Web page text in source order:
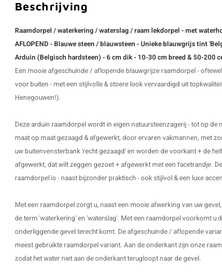
Beschrijving
Raamdorpel / waterkering / waterslag / raam lekdorpel - met
AFLOPEND - Blauwe steen / blauwsteen - Unieke blauwgrijs tint
Arduin (Belgisch hardsteen) - 6 cm dik - 10-30 cm breed & 50-200
Een mooie afgeschuinde / aflopende blauwgrijze raamdorpel -
voor buiten - met een stijlvolle & stoere look vervaardigd uit
Henegouwen!).
Dezearduin raamdorpelwordt in eigen natuursteenzagerij - tot op de
maat op maat gezaagd & afgewerkt, door ervaren vakmannen, met
uw buitenvensterbank 'recht gezaagd' en worden de voorkant + de
afgewerkt, dat wilt zeggen gezoet + afgewerkt met een facetrandje.
raamdorpel is - naast bijzonder praktisch - ook stijlvol & een luxe
Met een raamdorpel zorgt u, naast een mooie afwerking van uw
de term 'waterkering' en 'waterslag'. Met een raamdorpel voorkomt u
onderliggende gevel terecht komt. De afgeschuinde / aflopende
meest gebruikte raamdorpel variant. Aan de onderkant zijn onze
zodat het water niet aan de onderkant terugloopt naar de gevel.